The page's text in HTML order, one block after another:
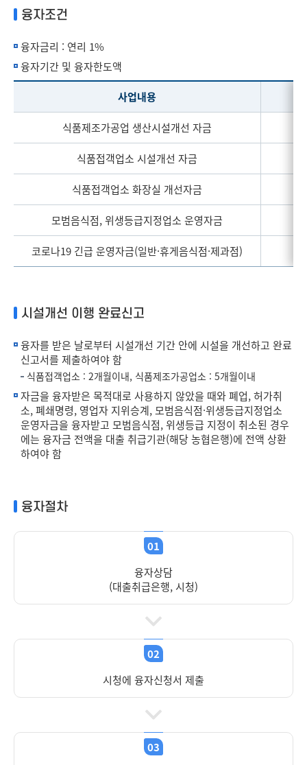
융자조건
융자금리 : 연리 1%
융자기간 및 융자한도액
사업내용
식품제조가공업 생산시설개선 자금
식품접객업소 시설개선 자금
식품접객업소 화장실 개선자금
모범음식점, 위생등급지정업소 운영자금
코로나19 긴급 운영자금(일반·휴게음식점·제과점)
시설개선 이행 완료신고
융자를 받은 날로부터 시설개선 기간 안에 시설을 개선하고 완료
신고서를 제출하여야 함
식품접객업소 : 2개월이내, 식품제조가공업소 : 5개월이내
자금을 융자받은 목적대로 사용하지 않았을 때와 폐업, 허가취
소, 폐쇄명령, 영업자 지위승계, 모범음식점·위생등급지정업소
운영자금을 융자받고 모범음식점, 위생등급 지정이 취소된 경우
에는 융자금 전액을 대출 취급기관(해당 농협은행)에 전액 상환
하여야 함
융자절차
01
융자상담
(대출취급은행, 시청)
02
시청에 융자신청서 제출
03